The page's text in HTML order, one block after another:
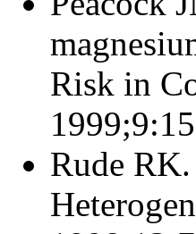
Risk in
Rude